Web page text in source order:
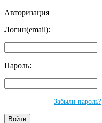
Авторизация
Логин(email):
Пароль:
Забыли пароль?